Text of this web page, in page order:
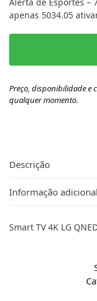
apenas 5034.05
Preço, disponibilidade e
qualquer momento.
Descrição
Informação adicional
Smart TV 4K LG